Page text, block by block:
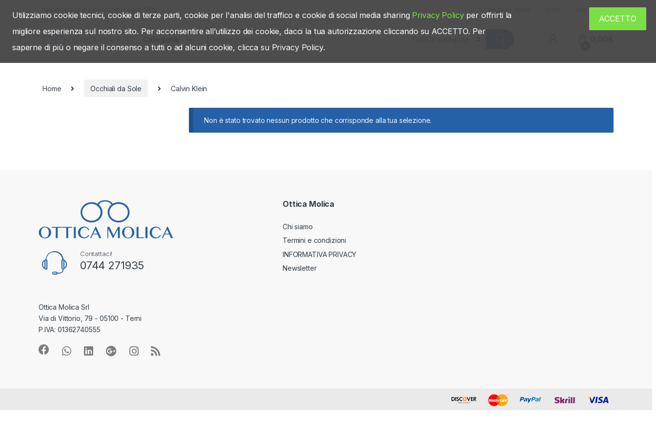
Mio account
Search for:
Home Occhiali da Sole Calvin Klein
Non è stato trovato nessun prodotto che corrisponde alla tua selezione.
Contattaci!
0744 271935
Ottica Molica Srl
Via di Vittorio, 79 - 05100 - Terni
P.IVA: 01362740555
Ottica Molica
Chi siamo
Termini e condizioni
INFORMATIVA PRIVACY
Newsletter
Utilizziamo cookie tecnici, cookie di terze parti, cookie per l'analisi del traffico e cookie di social media sharing Privacy Policyper offrirti la
migliore esperienza sul nostro sito. Per acconsentire all’utilizzo dei cookie, dacci la tua autorizzazione cliccando su ACCETTO. Per
saperne di più o negare il consenso a tutti o ad alcuni cookie, clicca su Privacy Policy.
ACCETTO